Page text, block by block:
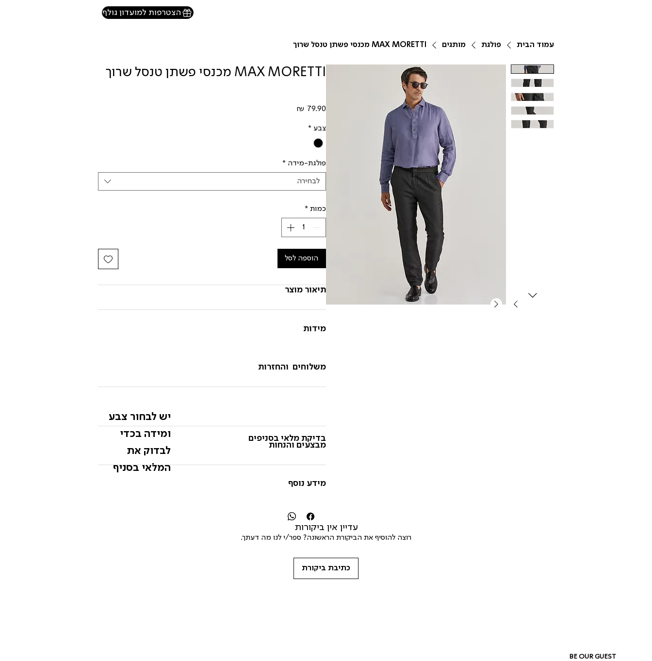
הצטרפות למועדון גולף
עמוד הבית פולגת מותגים MAX MORETTI מכנסי פשתן טנסל שרוך
MAX MORETTI מכנסי פשתן טנסל שרוך
צבע *
פולגת-מידה *
לבחירה
כמות *
הוספה לסל
תיאור מוצר
מידות
משלוחים והחזרות
יש לבחור צבע
ומידה בכדי
לבדוק את
המלאי בסניף
בדיקת מלאי בסניפים
מבצעים והנחות
מידע נוסף
עדיין אין ביקורות
רוצה להוסיף את הביקורת הראשונה? ספר/י לנו מה דעתך.
כתיבת ביקורת
BE OUR GUEST